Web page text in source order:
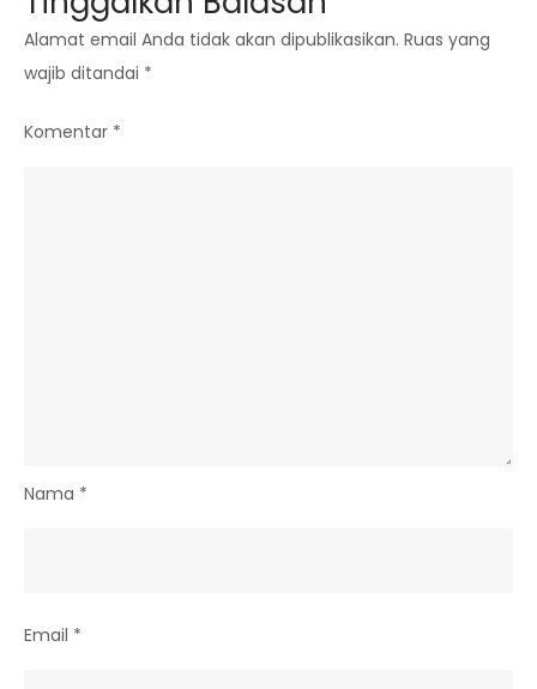
Alamat email Anda tidak akan dipublikasikan. Ruas yang
wajib ditandai *
Komentar *
Nama *
Email *